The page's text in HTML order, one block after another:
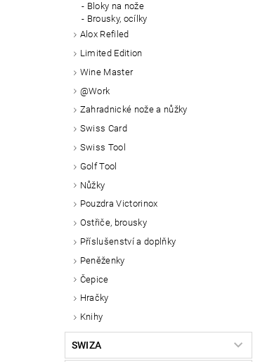
Bloky na nože
Brousky, ocílky
Alox Refiled
Limited Edition
Wine Master
@Work
Zahradnické nože a nůžky
Swiss Card
Swiss Tool
Golf Tool
Nůžky
Pouzdra Victorinox
Ostřiče, brousky
Příslušenství a doplňky
Peněženky
Čepice
Hračky
Knihy
SWIZA